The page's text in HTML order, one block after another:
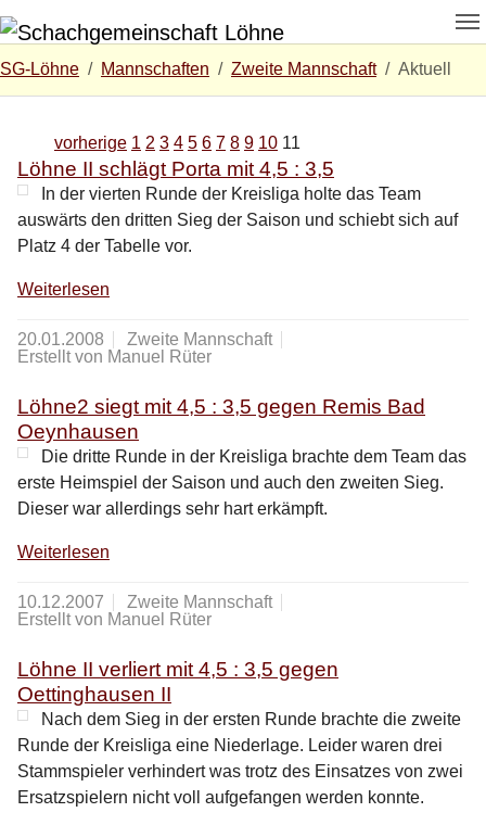
SG-Löhne Mannschaften Zweite Mannschaft Aktuell
vorherige 1 2 3 4 5 6 7 8 9 10 11
Löhne II schlägt Porta mit 4,5 : 3,5
In der vierten Runde der Kreisliga holte das Team
auswärts den dritten Sieg der Saison und schiebt sich auf
Platz 4 der Tabelle vor.
Weiterlesen
20.01.2008
Zweite Mannschaft
Erstellt von Manuel Rüter
Löhne2 siegt mit 4,5 : 3,5 gegen Remis Bad
Oeynhausen
Die dritte Runde in der Kreisliga brachte dem Team das
erste Heimspiel der Saison und auch den zweiten Sieg.
Dieser war allerdings sehr hart erkämpft.
Weiterlesen
10.12.2007
Zweite Mannschaft
Erstellt von Manuel Rüter
Löhne II verliert mit 4,5 : 3,5 gegen
Oettinghausen II
Nach dem Sieg in der ersten Runde brachte die zweite
Runde der Kreisliga eine Niederlage. Leider waren drei
Stammspieler verhindert was trotz des Einsatzes von zwei
Ersatzspielern nicht voll aufgefangen werden konnte.